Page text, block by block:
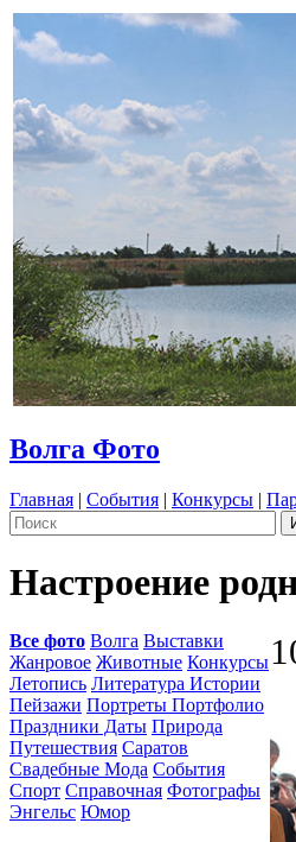
Волга Фото
Главная | События | Конкурсы |
Настроение
Все фото Волга Выставки
Жанровое Животные Конкурсы
Летопись Литература Истории
Пейзажи Портреты Портфолио
Праздники Даты Природа
Путешествия Саратов
Свадебные Мода События
Спорт Справочная Фотографы
Энгельс Юмор